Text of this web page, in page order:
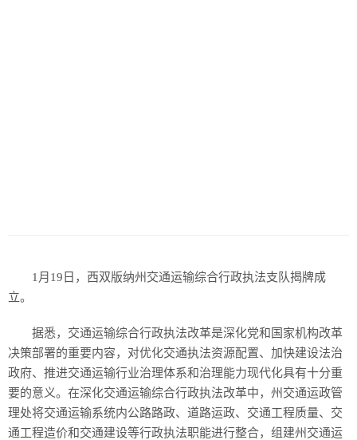
1月19日，西双版纳州交通运输综合行政执法支队揭牌成
立。
据悉，交通运输综合行政执法改革是深化党和国家机构改革
决策部署的重要内容，对优化交通执法资源配置、加快建设法治
政府、推进交通运输行业治理体系和治理能力现代化具有十分重
要的意义。在深化交通运输综合行政执法改革中，州交通运政管
理处将交通运输系统内公路路政、道路运政、交通工程质量、交
通工程造价和交通建设等行政执法职能进行整合，组建州交通运